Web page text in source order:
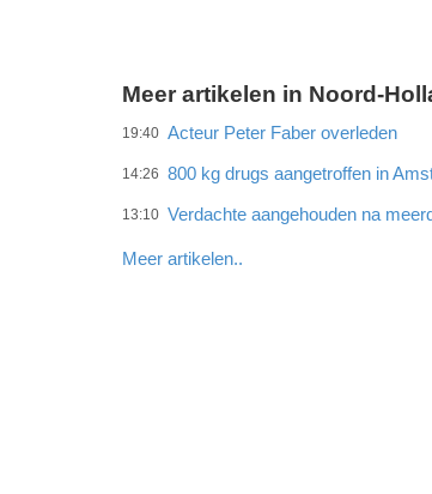
Meer artikelen in Noord-
19:40 Acteur Peter Faber overleden
14:26 800 kg drugs aangetroffen in
13:10 Verdachte aangehouden na
Meer artikelen..